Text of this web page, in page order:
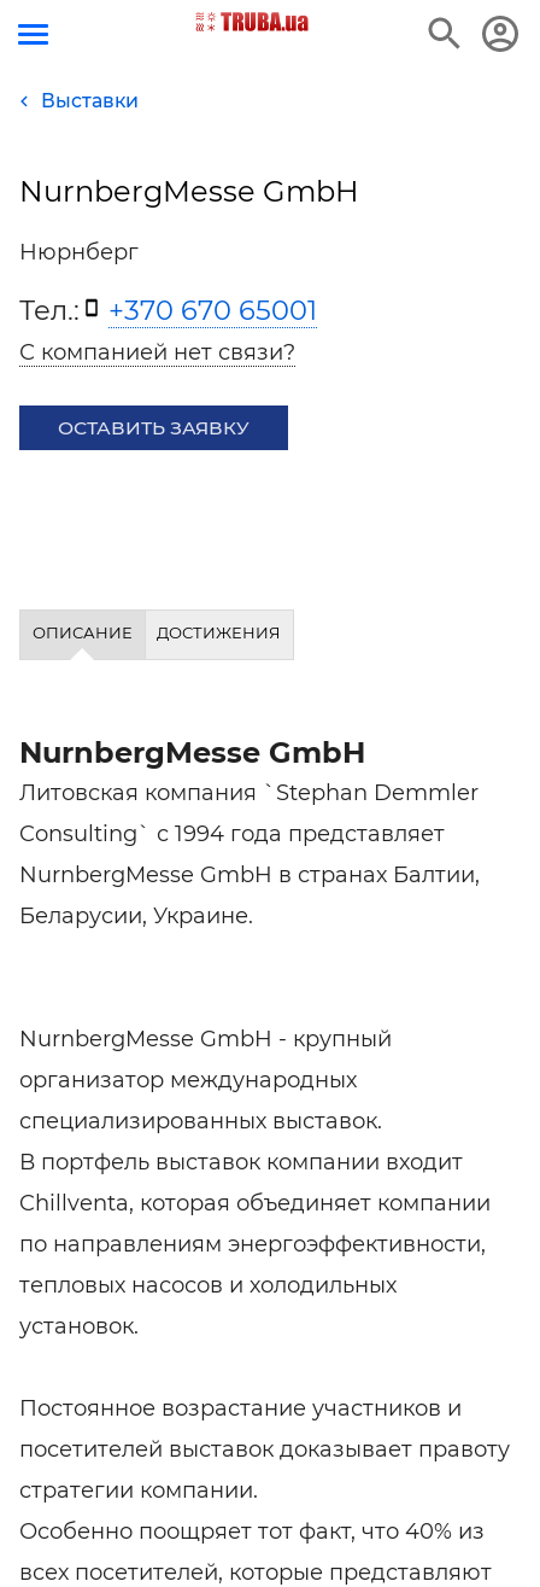
Выставки
NurnbergMesse GmbH
Нюрнберг
Тел.: +370 670 65001
С компанией нет связи?
ОСТАВИТЬ ЗАЯВКУ
ОПИСАНИЕ ДОСТИЖЕНИЯ
NurnbergMesse GmbH
Литовская компания `Stephan Demmler
Consulting` с 1994 года представляет
NurnbergMesse GmbH в странах Балтии,
Беларусии, Украине.
NurnbergMesse GmbH - крупный
организатор международных
специализированных выставок.
В портфель выставок компании входит
Chillventa, которая объединяет компании
по направлениям энергоэффективности,
тепловых насосов и холодильных
установок.
Постоянное возрастание участников и
посетителей выставок доказывает правоту
стратегии компании.
Особенно поощряет тот факт, что 40% из
всех посетителей, которые представляют